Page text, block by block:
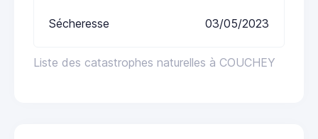
Liste des catastrophes naturelles à COUCHEY
Sécheresse 03/05/2023